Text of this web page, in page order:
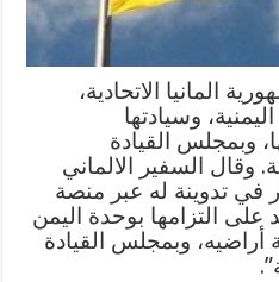
المانيا الاتحادية،
وسيادتها
وبمجلس القيادة
وقال السفير الالماني
في تدوينة له عبر منصة
على التزامها بوحدة اليمن
أراضيه، وبمجلس القيادة